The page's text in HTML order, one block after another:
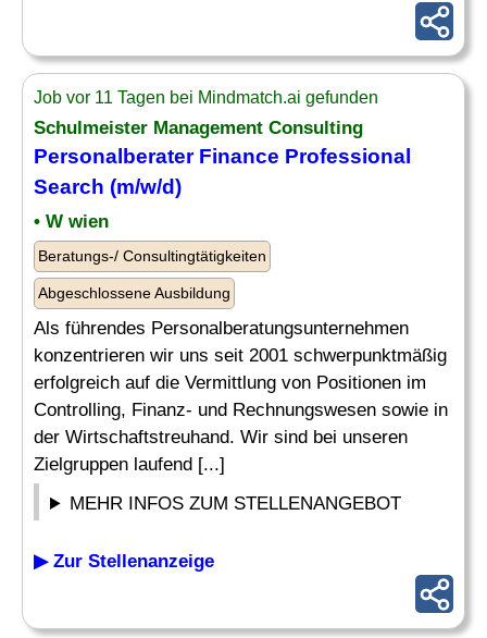
Job vor 11 Tagen bei Mindmatch.ai gefunden
Schulmeister Management Consulting
Personalberater Finance Professional
Search (m/w/d)
• W wien
Beratungs-/ Consultingtätigkeiten
Abgeschlossene Ausbildung
Als führendes Personalberatungsunternehmen
konzentrieren wir uns seit 2001 schwerpunktmäßig
erfolgreich auf die Vermittlung von Positionen im
Controlling, Finanz- und Rechnungswesen sowie in
der Wirtschaftstreuhand. Wir sind bei unseren
Zielgruppen laufend [...]
MEHR INFOS ZUM STELLENANGEBOT
▶ Zur Stellenanzeige